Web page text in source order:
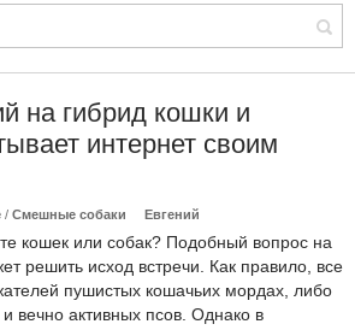
на гибрид кошки и
интернет своим
/Смешные собаки Евгений
кошек или собак? Подобный вопрос на
решить исход встречи. Как правило, все
пушистых кошачьих мордах, либо
вечно активных псов. Однако в